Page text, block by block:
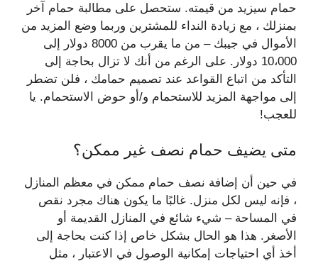
حمام سيزيد من قيمته. ستحصل على مطالبة حمام آخر
بمنزلك ، مع زيادة النداء للمشترين وربما وضع المزيد من
الأموال في جيبك – من ما يقرب من 8000 دولار إلى
10،000 دولار. على الرغم من أنك لا تزال بحاجة إلى
التأكد من اتباع القواعد عند تصميم حمامك ، فلن تضطر
إلى مواجهة المزيد للاستحمام و/أو حوض الاستحمام. يا
للعجب!
متى يضيف حمام نصف غير ممكن؟
في حين أن إضافة نصف حمام ممكن في معظم المنازل
، فإنه ليس لكل منزل. غالبًا ما يكون هناك مجرد نقص
في المساحة – شيء شائع في المنازل القديمة أو
الأصغر. هذا هو الحال بشكل خاص إذا كنت بحاجة إلى
أخذ أي احتياجات إمكانية الوصول في الاعتبار ، مثل